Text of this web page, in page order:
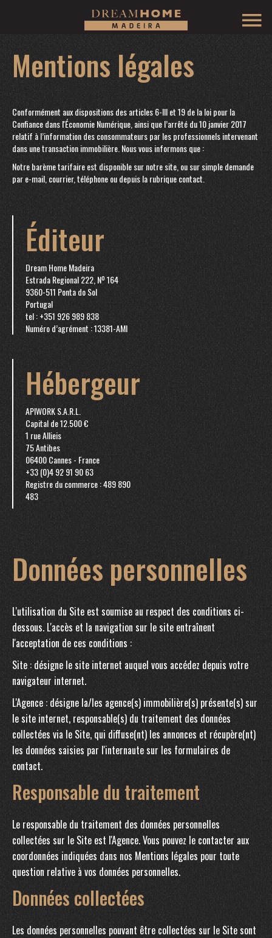
Mentions légales
Conformément aux dispositions des articles 6-III et 19 de la loi pour la
Confiance dans l'Économie Numérique, ainsi que l’arrêté du 10 janvier 2017
relatif à l’information des consommateurs par les professionnels intervenant
dans une transaction immobilière. Nous vous informons que :
Notre barème tarifaire est disponible sur notre site, ou sur simple demande
par e-mail, courrier, téléphone ou depuis la rubrique contact.
Éditeur
Dream Home Madeira
Estrada Regional 222, Nº 164
9360-511 Ponta do Sol
Portugal
tel : +351 926 989 838
Numéro d’agrément : 13381-AMI
Hébergeur
APIWORK S.A.R.L.
Capital de 12.500 €
1 rue Allieis
75 Antibes
06400 Cannes - France
+33 (0)4 92 91 90 63
Registre du commerce : 489 890
483
Données personnelles
L'utilisation du Site est soumise au respect des conditions ci-
dessous. L'accès et la navigation sur le site entraînent
l'acceptation de ces conditions :
Site : désigne le site internet auquel vous accédez depuis votre
navigateur internet.
L'Agence : désigne la/les agence(s) immobilière(s) présente(s) sur
le site internet, responsable(s) du traitement des données
collectées via le Site, qui diffuse(nt) les annonces et récupère(nt)
les données saisies par l'internaute sur les formulaires de
contact.
Responsable du traitement
Le responsable du traitement des données personnelles
collectées sur le Site est l'Agence. Vous pouvez le contacter aux
coordonnées indiquées dans nos Mentions légales pour toute
question relative à vos données personnelles.
Données collectées
Les données personnelles pouvant être collectées sur le Site sont